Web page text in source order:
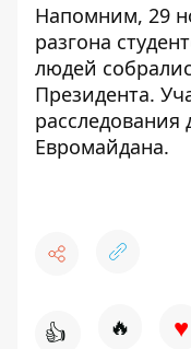
Напомним, 29
разгона
людей
Президента.
расследования
Евромайдана.
👍 🔥 ♥